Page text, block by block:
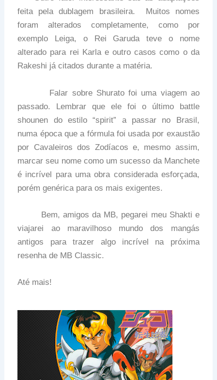
feita pela dublagem brasileira. Muitos nomes
foram alterados completamente, como por
exemplo Leiga, o Rei Garuda teve o nome
alterado para rei Karla e outro casos como o da
Rakeshi já citados durante a matéria.
Falar sobre Shurato foi uma viagem ao
passado. Lembrar que ele foi o último battle
shounen do estilo “spirit” a passar no Brasil,
numa época que a fórmula foi usada por exaustão
por Cavaleiros dos Zodíacos e, mesmo assim,
marcar seu nome como um sucesso da Manchete
é incrível para uma obra considerada esforçada,
porém genérica para os mais exigentes.
Bem, amigos da MB, pegarei meu Shakti e
viajarei ao maravilhoso mundo dos mangás
antigos para trazer algo incrível na próxima
resenha de MB Classic.
Até mais!